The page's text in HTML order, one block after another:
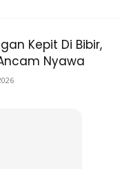
Kepit Di Bibir,
Nyawa